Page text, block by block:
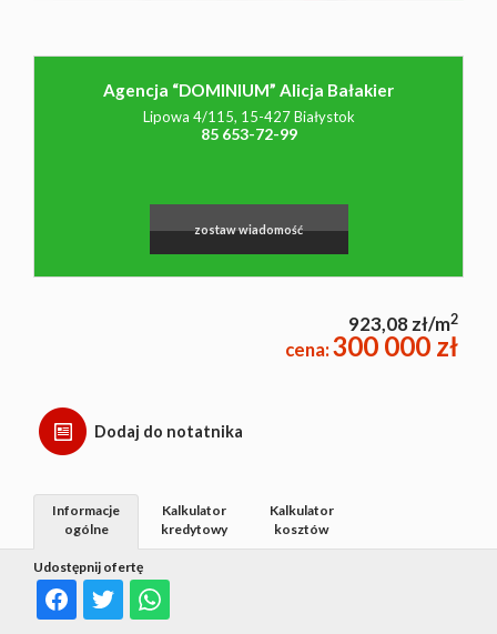
Agencja “DOMINIUM” Alicja Bałakier
Lipowa 4/115, 15-427 Białystok
85 653-72-99
zostaw wiadomość
923,08 zł/m2
cena:300 000 zł
Dodaj do notatnika
Udostępnij ofertę
Informacje
ogólne
Kalkulator
kredytowy
Kalkulator
kosztów